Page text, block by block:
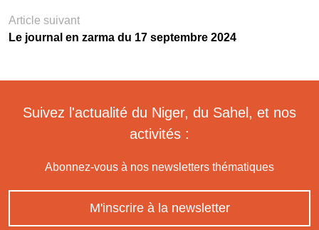
Article suivant
Le journal en zarma du 17 septembre 2024
Suivez l'actualité du Niger, du Sahel, et nos
activités :
Abonnez-vous à nos newsletters thématiques
M'inscrire à la newsletter